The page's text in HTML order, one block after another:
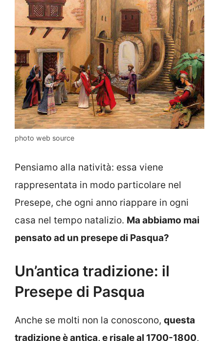
photo web source
Pensiamo alla natività: essa viene
rappresentata in modo particolare nel
Presepe, che ogni anno riappare in ogni
casa nel tempo natalizio. Ma abbiamo mai
pensato ad un presepe di Pasqua?
Un’antica tradizione: il
Presepe di Pasqua
Anche se molti non la conoscono, questa
tradizione è antica, e risale al 1700-1800,